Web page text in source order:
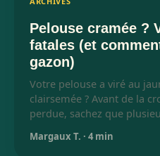
Pelouse cramée ?
fatales (et
gazon)
Votre pelouse a viré au
clairsemée ? Avant de la
perdue, sachez que
Margaux T. · 4 min